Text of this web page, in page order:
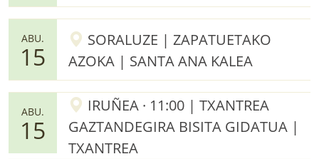
ABU.
15
SORALUZE | ZAPATUETAKO
AZOKA | SANTA ANA KALEA
ABU.
15
IRUÑEA · 11:00 | TXANTREA
GAZTANDEGIRA BISITA GIDATUA |
TXANTREA